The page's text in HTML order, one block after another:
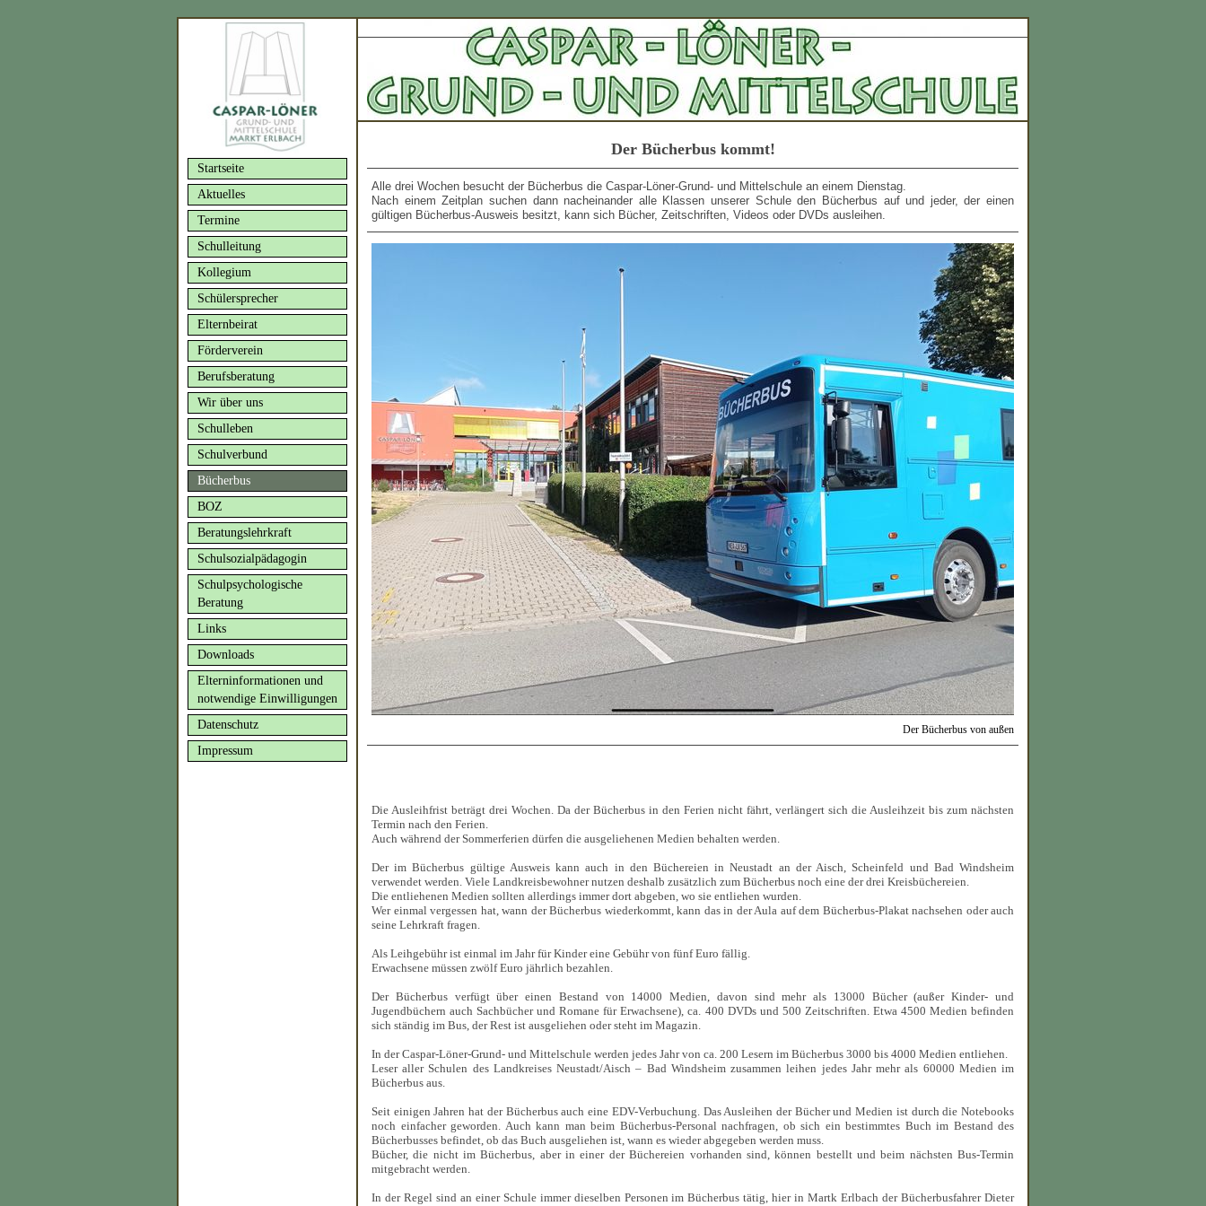
Startseite
Aktuelles
Termine
Schulleitung
Kollegium
Schülersprecher
Elternbeirat
Förderverein
Berufsberatung
Wir über uns
Schulleben
Schulverbund
Bücherbus
BOZ
Beratungslehrkraft
Schulsozialpädagogin
Schulpsychologische
Beratung
Links
Downloads
Elterninformationen und
notwendige Einwilligungen
Datenschutz
Impressum
Der Bücherbus kommt!
Alle drei Wochen besucht der Bücherbus die Caspar-Löner-Grund- und Mittelschule an einem Dienstag.
Nach einem Zeitplan suchen dann nacheinander alle Klassen unserer Schule den Bücherbus auf und jeder, der einen
gültigen Bücherbus-Ausweis besitzt, kann sich Bücher, Zeitschriften, Videos oder DVDs ausleihen.
Der Bücherbus von außen
Die Ausleihfrist beträgt drei Wochen. Da der Bücherbus in den Ferien nicht fährt, verlängert sich die Ausleihzeit bis zum nächsten
Termin nach den Ferien.
Auch während der Sommerferien dürfen die ausgeliehenen Medien behalten werden.
Der im Bücherbus gültige Ausweis kann auch in den Büchereien in Neustadt an der Aisch, Scheinfeld und Bad Windsheim
verwendet werden. Viele Landkreisbewohner nutzen deshalb zusätzlich zum Bücherbus noch eine der drei Kreisbüchereien.
Die entliehenen Medien sollten allerdings immer dort abgeben, wo sie entliehen wurden.
Wer einmal vergessen hat, wann der Bücherbus wiederkommt, kann das in der Aula auf dem Bücherbus-Plakat nachsehen oder auch
seine Lehrkraft fragen.
Als Leihgebühr ist einmal im Jahr für Kinder eine Gebühr von fünf Euro fällig.
Erwachsene müssen zwölf Euro jährlich bezahlen.
Der Bücherbus verfügt über einen Bestand von 14000 Medien, davon sind mehr als 13000 Bücher (außer Kinder- und
Jugendbüchern auch Sachbücher und Romane für Erwachsene), ca. 400 DVDs und 500 Zeitschriften. Etwa 4500 Medien befinden
sich ständig im Bus, der Rest ist ausgeliehen oder steht im Magazin.
In der Caspar-Löner-Grund- und Mittelschule werden jedes Jahr von ca. 200 Lesern im Bücherbus 3000 bis 4000 Medien entliehen.
Leser aller Schulen des Landkreises Neustadt/Aisch – Bad Windsheim zusammen leihen jedes Jahr mehr als 60000 Medien im
Bücherbus aus.
Seit einigen Jahren hat der Bücherbus auch eine EDV-Verbuchung. Das Ausleihen der Bücher und Medien ist durch die Notebooks
noch einfacher geworden. Auch kann man beim Bücherbus-Personal nachfragen, ob sich ein bestimmtes Buch im Bestand des
Bücherbusses befindet, ob das Buch ausgeliehen ist, wann es wieder abgegeben werden muss.
Bücher, die nicht im Bücherbus, aber in einer der Büchereien vorhanden sind, können bestellt und beim nächsten Bus-Termin
mitgebracht werden.
In der Regel sind an einer Schule immer dieselben Personen im Bücherbus tätig, hier in Martk Erlbach der Bücherbusfahrer Dieter